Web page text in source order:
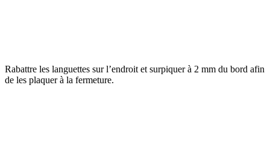
Rabattre les languettes sur l’endroit et surpiquer à 2 mm du bord afin
de les plaquer à la fermeture.